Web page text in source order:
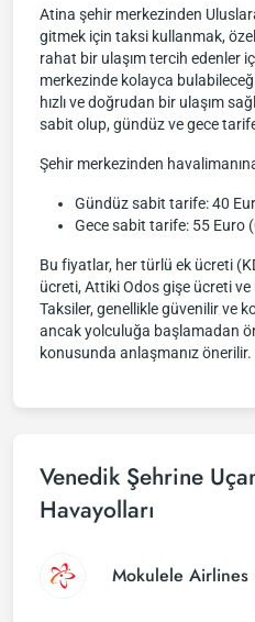
Atina şehir merkezinden
gitmek için taksi kullanmak,
rahat bir ulaşım tercih edenler
merkezinde kolayca
hızlı ve doğrudan bir ulaşım
sabit olup, gündüz ve gece
Şehir merkezinden
Gündüz sabit tarife: 40
Gece sabit tarife: 55 Euro
Bu fiyatlar, her türlü ek ücreti
ücreti, Attiki Odos gişe ücreti
Taksiler, genellikle güvenilir ve
ancak yolculuğa başlamadan
konusunda anlaşmanız önerilir.
Venedik Şehrine
Havayolları
Mokulele Airlines